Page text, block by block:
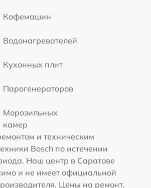
Кофемашин
Водонагревателей
Кухонных плит
Парогенераторов
Морозильных
камер
и техническим
Bosch по истечении
Наш центр в Саратове
и не имеет официальной
Цены на ремонт,